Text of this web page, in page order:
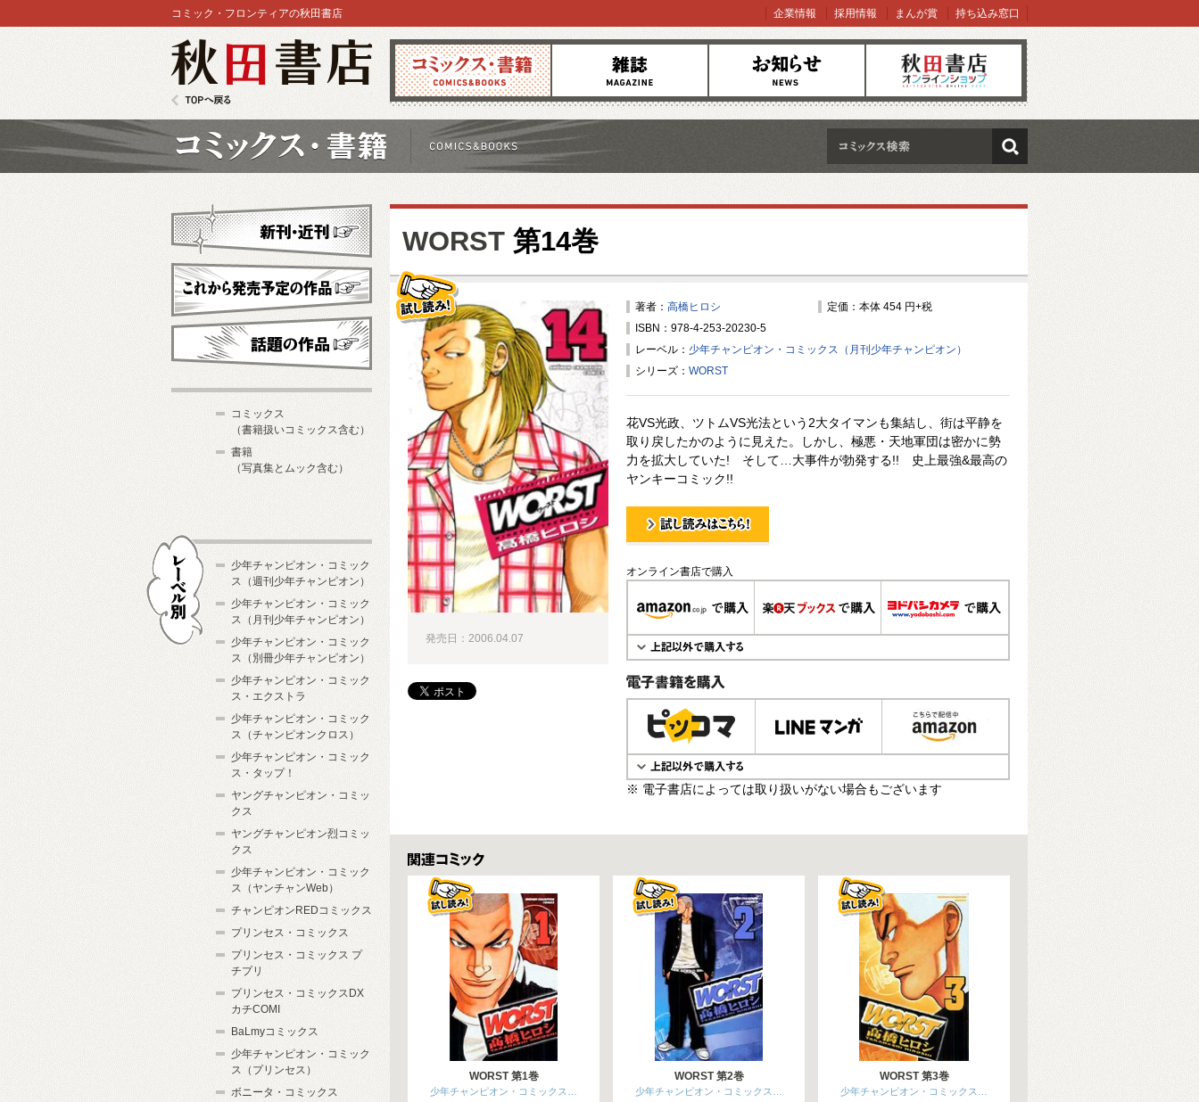
コミックス 雑誌 お知らせ オンラインショップ
コミック・フロンティアの秋田書店 企業情報 採用情報 まんが賞 持ち込み窓口
検索
WORST 第14巻
著者： 高橋ヒロシ
定価：本体 454 円+税
ISBN：978-4-253-20230-5
レーベル： 少年チャンピオン・コミックス（月刊少年チャンピオン）
シリーズ： WORST
花VS光政、ツトムVS光法という2大タイマンも集結し、街は平静を
取り戻したかのように見えた。しかし、極悪・天地軍団は密かに勢
力を拡大していた! そして…大事件が勃発する!! 史上最強&最高の
ヤンキーコミック!!
試し読み！
オンライン書店で購入
電子書籍で購入
※ 電子書店によっては取り扱いがない場合もございます
発売日：2006.04.07
関連コミックス
WORST 第1巻
少年チャンピオン・コミックス…
WORST 第2巻
少年チャンピオン・コミックス…
WORST 第3巻
少年チャンピオン・コミックス…
新刊・近刊
これから発売予定
コミックス
（書籍扱いコミックス含む）
書籍
（写真集とムック含む）
少年チャンピオン・コミック
ス（週刊少年チャンピオン）
少年チャンピオン・コミック
ス（月刊少年チャンピオン）
少年チャンピオン・コミック
ス（別冊少年チャンピオン）
少年チャンピオン・コミック
ス・エクストラ
少年チャンピオン・コミック
ス（チャンピオンクロス）
少年チャンピオン・コミック
ス・タップ！
ヤングチャンピオン・コミッ
クス
ヤングチャンピオン烈コミッ
クス
少年チャンピオン・コミック
ス（ヤンチャンWeb）
チャンピオンREDコミックス
プリンセス・コミックス
プリンセス・コミックス プ
チプリ
プリンセス・コミックスDX
カチCOMI
BaLmyコミックス
少年チャンピオン・コミック
ス（プリンセス）
ボニータ・コミックス